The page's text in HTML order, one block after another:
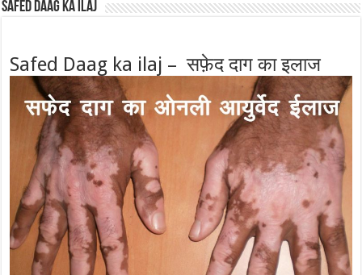
Safed Daag ka ilaj
Safed Daag ka ilaj – सफ़ेद दाग का इलाज